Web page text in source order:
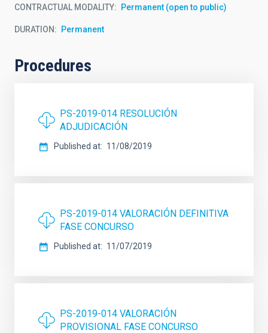
CONTRACTUAL MODALITY Permanent (open to public)
DURATION Permanent
Procedures
PS-2019-014 RESOLUCIÓN
ADJUDICACIÓN
Published at 11/08/2019
PS-2019-014 VALORACIÓN DEFINITIVA
FASE CONCURSO
Published at 11/07/2019
PS-2019-014 VALORACIÓN
PROVISIONAL FASE CONCURSO